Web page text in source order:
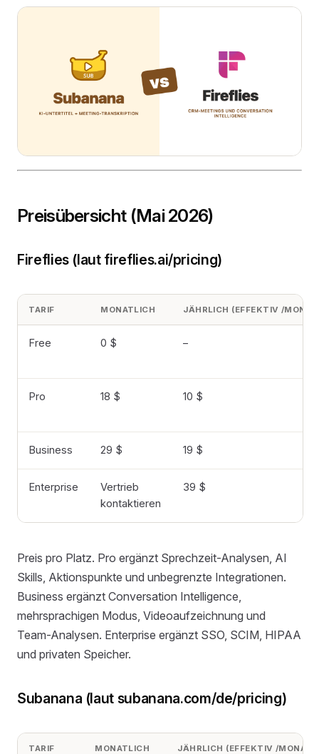
Preisübersicht (Mai 2026)
Fireflies (laut fireflies.ai/pricing)
TARIF MONATLICH JÄHRLICH (EFFEKTIV /
Free 0 $ –
Pro 18 $ 10 $
Business 29 $ 19 $
Enterprise
Vertrieb
kontaktieren
39 $
Preis pro Platz. Pro ergänzt Sprechzeit-Analysen, AI
Skills, Aktionspunkte und unbegrenzte Integrationen.
Business ergänzt Conversation Intelligence,
mehrsprachigen Modus, Videoaufzeichnung und
Team-Analysen. Enterprise ergänzt SSO, SCIM, HIPAA
und privaten Speicher.
Subanana (laut subanana.com/de/pricing)
TARIF MONATLICH JÄHRLICH (EFFEKTIV /MONAT)